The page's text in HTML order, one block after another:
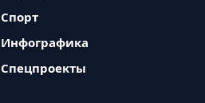
Спорт
Инфографика
Спецпроекты